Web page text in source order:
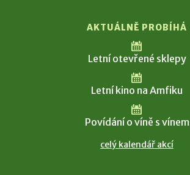
AKTUÁLNĚ PROBÍHÁ
Letní otevřené sklepy
Letní kino na Amfiku
Povídání o víně s vínem
celý kalendář akcí